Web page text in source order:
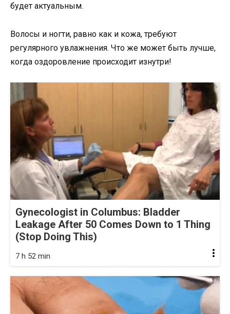
будет актуальным.
Волосы и ногти, равно как и кожа, требуют
регулярного увлажнения. Что же может быть лучше,
когда оздоровление происходит изнутри!
Gynecologist in Columbus: Bladder
Leakage After 50 Comes Down to 1 Thing
(Stop Doing This)
7 h 52 min